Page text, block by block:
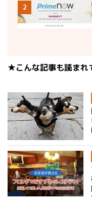
2
★こんな記事も読ま